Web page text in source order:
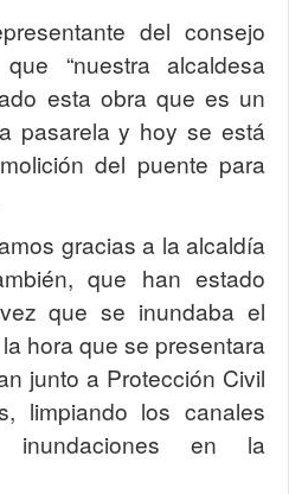
del consejo
“nuestra alcaldesa
esta obra que es un
pasarela y hoy se está
del puente para
gracias a la alcaldía
que han estado
que se inundaba el
hora que se presentara
junto a Protección Civil
limpiando los canales
en la